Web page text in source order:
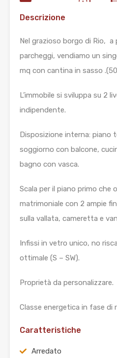
Descrizione
Nel grazioso borgo di Rio, a
parcheggi, vendiamo un
mq con cantina in sasso
L’immobile si sviluppa su 2
indipendente.
Disposizione interna: piano
soggiorno con balcone,
bagno con vasca.
Scala per il piano primo che
matrimoniale con 2 ampie
sulla vallata, cameretta e
Infissi in vetro unico, no
ottimale (S – SW).
Proprietà da personalizzare.
Classe energetica in fase di
Caratteristiche
Arredato